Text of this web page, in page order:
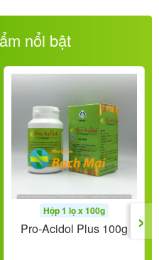
nổi bật
Hộp 1 lọ x 100g
Pro-Acidol Plus 100g ›